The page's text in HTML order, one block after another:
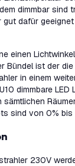
dimmbar sind
dafür
einen
Bündel ist der
in einem
dimmbare LED
sind von 0% bis
230V